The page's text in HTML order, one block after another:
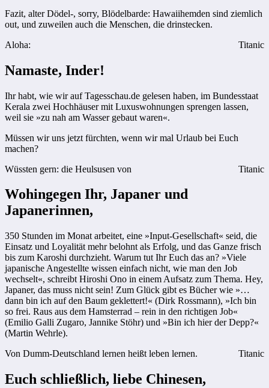
Fazit, alter Dödel-, sorry, Blödelbarde: Hawaiihemden sind ziemlich
out, und zuweilen auch die Menschen, die drinstecken.
Aloha:
Titanic
Namaste, Inder!
Ihr habt, wie wir auf Tagesschau.de gelesen haben, im Bundesstaat
Kerala zwei Hochhäuser mit Luxuswohnungen sprengen lassen,
weil sie »zu nah am Wasser gebaut waren«.
Müssen wir uns jetzt fürchten, wenn wir mal Urlaub bei Euch
machen?
Wüssten gern: die Heulsusen von
Titanic
Wohingegen Ihr, Japaner und
Japanerinnen,
350 Stunden im Monat arbeitet, eine »Input-Gesellschaft« seid, die
Einsatz und Loyalität mehr belohnt als Erfolg, und das Ganze frisch
bis zum Karoshi durchzieht. Warum tut Ihr Euch das an? »Viele
japanische Angestellte wissen einfach nicht, wie man den Job
wechselt«, schreibt Hiroshi Ono in einem Aufsatz zum Thema. Hey,
Japaner, das muss nicht sein! Zum Glück gibt es Bücher wie »…
dann bin ich auf den Baum geklettert!« (Dirk Rossmann), »Ich bin
so frei. Raus aus dem Hamsterrad – rein in den richtigen Job«
(Emilio Galli Zugaro, Jannike Stöhr) und »Bin ich hier der Depp?«
(Martin Wehrle).
Von Dumm-Deutschland lernen heißt leben lernen.
Titanic
Euch schließlich, liebe Chinesen,